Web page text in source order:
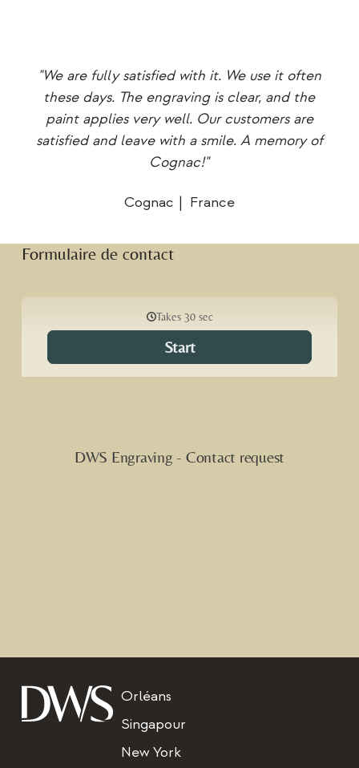
"We are fully satisfied with it. We use it often
these days. The engraving is clear, and the
paint applies very well. Our customers are
satisfied and leave with a smile. A memory of
Cognac!"
Cognac France
Formulaire de contact
Orléans
Singapour
New York